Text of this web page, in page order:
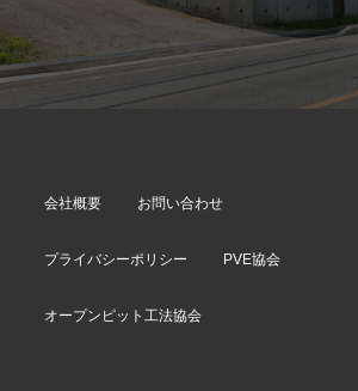
会社概要 お問い合わせ
プライバシーポリシー PVE協会
オープンピット工法協会